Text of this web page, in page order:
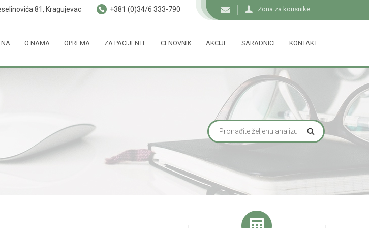
Zona za korisnike
81, Kragujevac +381 (0)34/6 333-790
O NAMA OPREMA ZA PACIJENTE CENOVNIK AKCIJE SARADNICI KONTAKT